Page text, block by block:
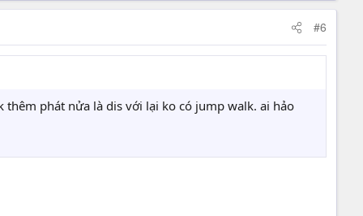
#6
phát nửa là dis với lại ko có jump walk. ai hảo